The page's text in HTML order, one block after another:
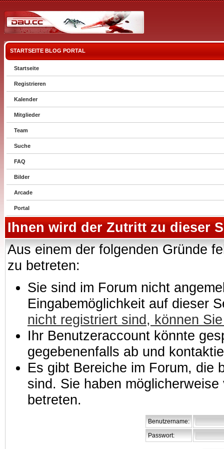
STARTSEITE BLOG PORTAL
Startseite
Registrieren
Kalender
Mitglieder
Team
Suche
FAQ
Bilder
Arcade
Portal
Ihnen wird der Zutritt zu dieser
Aus einem der folgenden Gründe
zu betreten:
Sie sind im Forum nicht
Eingabemöglichkeit auf dieser
nicht registriert sind, können
Ihr Benutzeraccount könnte
gegebenenfalls ab und
Es gibt Bereiche im Forum, die
sind. Sie haben
betreten.
Benutzername:
Passwort: